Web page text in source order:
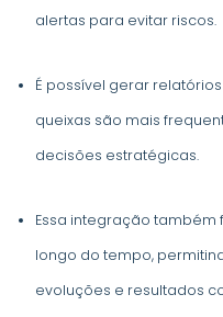
alertas para evitar riscos.
É possível gerar
queixas são mais
decisões estratégicas.
Essa integração
longo do tempo,
evoluções e resultados